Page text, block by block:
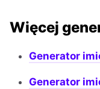
Więcej
Generator
Generator